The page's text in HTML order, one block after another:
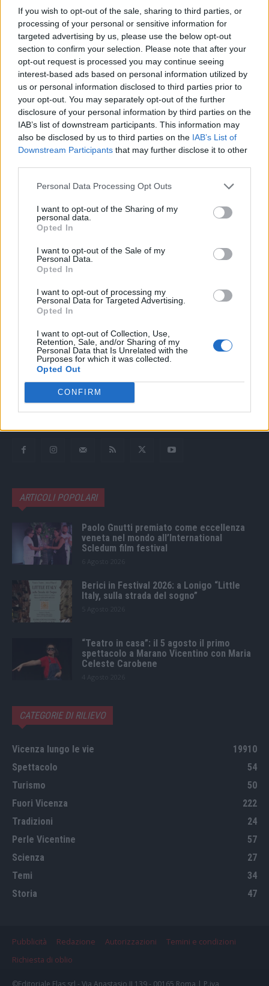
If you wish to opt-out of the sale, sharing to third parties, or
processing of your personal or sensitive information for
targeted advertising by us, please use the below opt-out
section to confirm your selection. Please note that after your
opt-out request is processed you may continue seeing
interest-based ads based on personal information utilized by
us or personal information disclosed to third parties prior to
your opt-out. You may separately opt-out of the further
disclosure of your personal information by third parties on the
IAB’s list of downstream participants. This information may
also be disclosed by us to third parties on the IAB’s List of
Downstream Participants that may further disclose it to other
Personal Data Processing Opt Outs
I want to opt-out of the Sharing of my
personal data.
Opted In
I want to opt-out of the Sale of my
Personal Data.
Opted In
I want to opt-out of processing my
Personal Data for Targeted Advertising.
Opted In
I want to opt-out of Collection, Use,
Retention, Sale, and/or Sharing of my
Personal Data that Is Unrelated with the
Purposes for which it was collected.
Opted Out
CONFIRM
Celeste Carobene
4 Agosto 2026
Salotti Urbani 2026 al Bixio di Vicenza:
agosto inizia con libri, poesie e musica
3 Agosto 2026
Vicenza, Gallerie d’Italia aperta e gratis
domenica 2 agosto
1 Agosto 2026
tragedia jazz “Così parlò Giosuè” di Artisti
Quotidiano web del bello e sul buono di Vicenza e dintorni
Redazione
redazione@laltravicenza.it
Pubblicità
laltravicenza@laltravicenza.it
Amministrazione
ARTICOLI POPOLARI
Paolo Gnutti premiato come eccellenza
veneta nel mondo all’International
Scledum film festival
Berici in Festival 2026: a Lonigo “Little
Italy, sulla strada del sogno”
“Teatro in casa”: il 5 agosto il primo
spettacolo a Marano Vicentino con Maria
Celeste Carobene
CATEGORIE DI RILIEVO
Vicenza lungo le vie
19910
Spettacolo
54
Turismo
50
Fuori Vicenza
222
Tradizioni
24
Perle Vicentine
57
Scienza
27
Temi
34
Storia
47
Pubblicità Redazione Autorizzazioni
Temini e condizioni
Richiesta di oblio
©Editoriale Elas srl - Via Anastasio II 139 - 00165 Roma | P.iva